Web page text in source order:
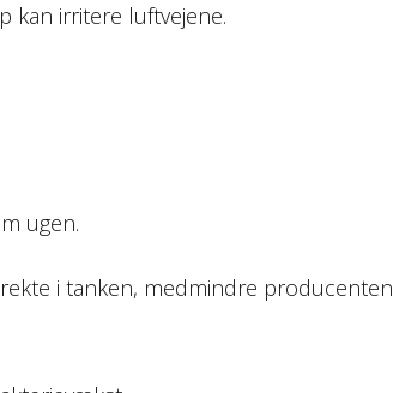
kan irritere luftvejene.
ugen.
i tanken, medmindre producenten